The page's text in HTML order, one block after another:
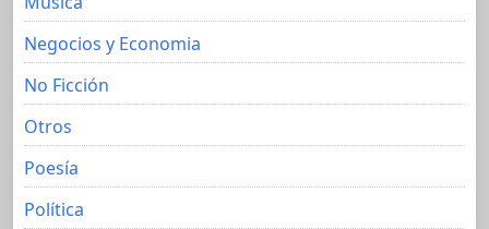
Negocios y Economia
No Ficción
Otros
Poesía
Política